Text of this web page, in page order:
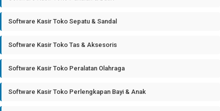
Software Kasir Toko Sepatu & Sandal
Software Kasir Toko Tas & Aksesoris
Software Kasir Toko Peralatan Olahraga
Software Kasir Toko Perlengkapan Bayi & Anak